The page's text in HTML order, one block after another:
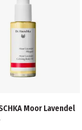
Moor Lavendel